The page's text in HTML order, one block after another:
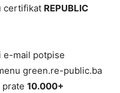
certifikat REPUBLIC
e-mail potpise
green.re-public.ba
prate 10.000+